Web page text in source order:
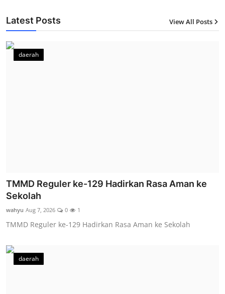
Latest Posts View All Posts
daerah
TMMD Reguler ke-129 Hadirkan Rasa Aman ke
Sekolah
wahyu Aug 7, 2026 0 1
TMMD Reguler ke-129 Hadirkan Rasa Aman ke Sekolah
daerah
12